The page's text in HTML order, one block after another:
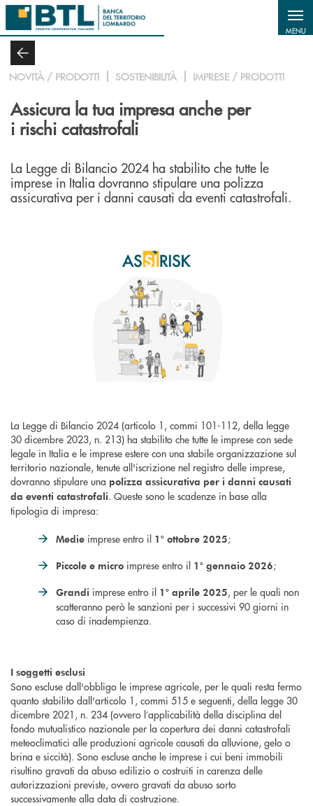
Salta al contenuto principale
MENU
NOVITÀ / PRODOTTI SOSTENIBILITÀ IMPRESE / PRODOTTI
Assicura la tua impresa anche per
i rischi catastrofali
La Legge di Bilancio 2024 ha stabilito che tutte le
imprese in Italia dovranno stipulare una polizza
assicurativa per i danni causati da eventi catastrofali.
La Legge di Bilancio 2024 (articolo 1, commi 101-112, della legge
30 dicembre 2023, n. 213) ha stabilito che tutte le imprese con sede
legale in Italia e le imprese estere con una stabile organizzazione sul
territorio nazionale, tenute all'iscrizione nel registro delle imprese,
dovranno stipulare una polizza assicurativa per i danni causati
da eventi catastrofali. Queste sono le scadenze in base alla
tipologia di impresa:
Medie imprese entro il 1° ottobre 2025;
Piccole e micro imprese entro il 1° gennaio 2026;
Grandi imprese entro il 1° aprile 2025, per le quali non
scatteranno però le sanzioni per i successivi 90 giorni in
caso di inadempienza.
I soggetti esclusi
Sono escluse dall'obbligo le imprese agricole, per le quali resta fermo
quanto stabilito dall'articolo 1, commi 515 e seguenti, della legge 30
dicembre 2021, n. 234 (ovvero l’applicabilità della disciplina del
fondo mutualistico nazionale per la copertura dei danni catastrofali
meteoclimatici alle produzioni agricole causati da alluvione, gelo o
brina e siccità). Sono escluse anche le imprese i cui beni immobili
risultino gravati da abuso edilizio o costruiti in carenza delle
autorizzazioni previste, ovvero gravati da abuso sorto
successivamente alla data di costruzione.